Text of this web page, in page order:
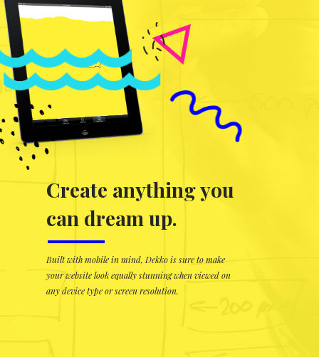
Simply breathtaking
idea realization.
Import the full Dekko demo content with just a
single mouse click and create a professional website
without knowing a single line of code.